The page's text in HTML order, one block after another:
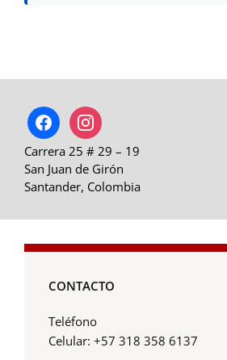
facebookinstagram
Carrera 25 # 29 – 19
San Juan de Girón
Santander, Colombia
CONTACTO
Teléfono
Celular: +57 318 358 6137